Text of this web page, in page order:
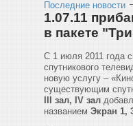
Последние новости
1.07.11
в пакете
С 1 июля 2011 года
спутникового
новую услугу –
существующим
III зал, IV зал
названием Экран 1,